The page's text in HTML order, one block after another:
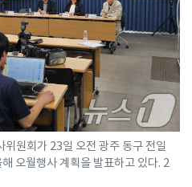
원회가 23일 오전 광주 동구 전일
오월행사 계획을 발표하고 있다. 2